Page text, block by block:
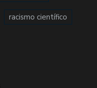
racismo científico